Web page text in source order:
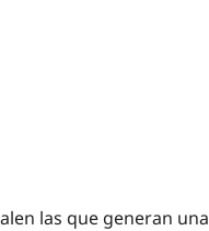
las que generan una